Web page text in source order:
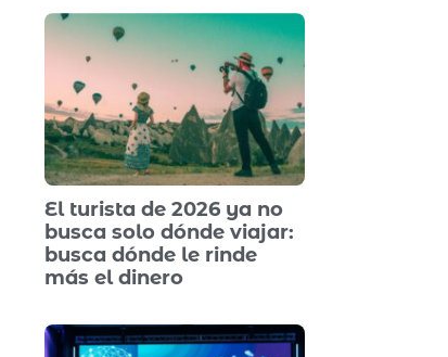
El turista de 2026 ya no
busca solo dónde viajar:
busca dónde le rinde
más el dinero